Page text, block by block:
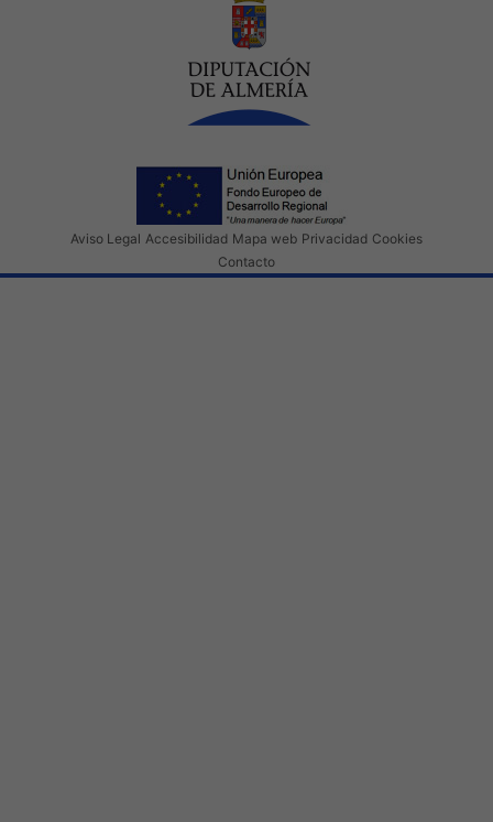
Aviso Legal Accesibilidad Mapa web Privacidad Cookies
Contacto